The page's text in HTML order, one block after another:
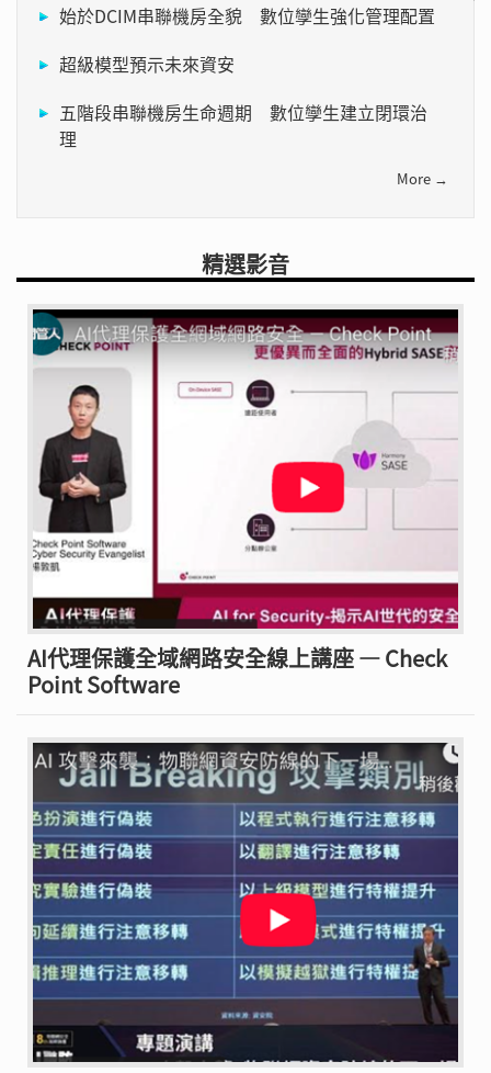
始於DCIM串聯機房全貌 數位孿生強化管理配置
超級模型預示未來資安
五階段串聯機房生命週期 數位孿生建立閉環治
理
More →
精選影音
AI代理保護全域網路安全線上講座 — Check
Point Software